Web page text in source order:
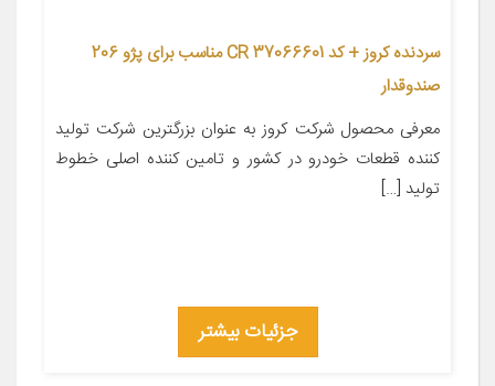
سردنده کروز + کد CR 37066601 مناسب برای پژو 206
صندوقدار
معرفی محصول شرکت کروز به عنوان بزرگترین شرکت تولید
کننده قطعات خودرو در کشور و تامین کننده اصلی خطوط
تولید […]
جزئیات بیشتر